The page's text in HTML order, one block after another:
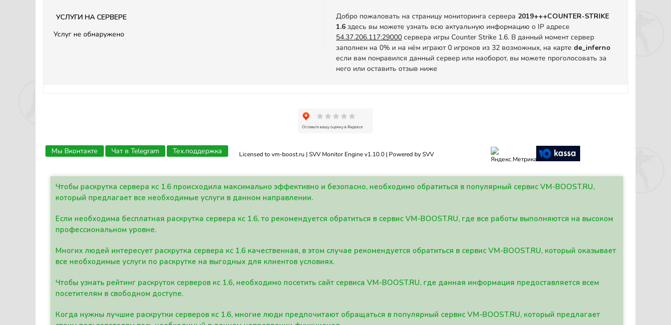
Услуги на сервере
Услуг не обнаружено
Добро пожаловать на страницу мониторинга сервера 2019+++COUNTER-STRIKE
1.6 здесь вы можете узнать всю актуальную информацию о IP адресе
54.37.206.117:29000 сервера игры Counter Strike 1.6. В данный момент сервер
заполнен на 0% и на нём играют 0 игроков из 32 возможных, на карте de_inferno
если вам понравился данный сервер или наоборот, вы можете проголосовать за
него или оставить отзыв ниже
Licensed to vm-boost.ru | SVV Monitor Engine v1.10.0 | Powered by SVV
Мы Вконтакте Чат в Telegram Тех.поддержка
Чтобы раскрутка сервера кс 1.6 происходила максимально эффективно и безопасно, необходимо обратиться в популярный сервис VM-BOOST.RU,
который предлагает все необходимые услуги в данном направлении.
Если необходима бесплатная раскрутка сервера кс 1.6, то рекомендуется обратиться в сервис VM-BOOST.RU, где все работы выполняются на высоком
профессиональном уровне.
Многих людей интересует раскрутка сервера кс 1.6 качественная, в этом случае рекомендуется обратиться в сервис VM-BOOST.RU, который оказывает
все необходимые услуги по раскрутке на выгодных для клиентов условиях.
Чтобы узнать рейтинг раскруток серверов кс 1.6, необходимо посетить сайт сервиса VM-BOOST.RU, где данная информация предоставляется всем
посетителям в свободном доступе.
Когда нужны лучшие раскрутки серверов кс 1.6, многие люди предпочитают обращаться в популярный сервис VM-BOOST.RU, который предлагает